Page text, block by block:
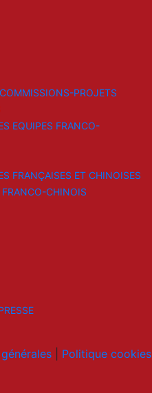
PROJETS
EQUIPES FRANCO-
FRANÇAISES ET CHINOISES
FRANCO-CHINOIS
Politique cookies